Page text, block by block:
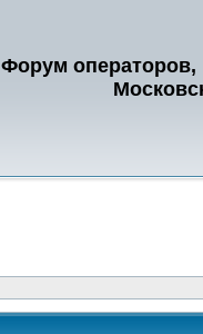
Форум операторов,